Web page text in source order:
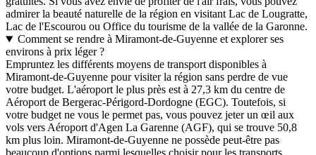
admirer la beauté naturelle de la région en visitant Lac de Lougratte,
Lac de l'Escourou ou Office du tourisme de la vallée de la Garonne.
Comment se rendre à Miramont-de-Guyenne et explorer ses
environs à prix léger ?
Empruntez les différents moyens de transport disponibles à
Miramont-de-Guyenne pour visiter la région sans perdre de vue
votre budget. L'aéroport le plus près est à 27,3 km du centre de
Aéroport de Bergerac-Périgord-Dordogne (EGC). Toutefois, si
votre budget ne vous le permet pas, vous pouvez jeter un œil aux
vols vers Aéroport d'Agen La Garenne (AGF), qui se trouve 50,8
km plus loin. Miramont-de-Guyenne ne possède peut-être pas